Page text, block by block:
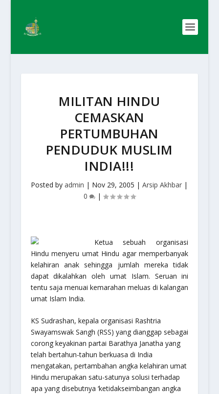
MILITAN HINDU
CEMASKAN
PERTUMBUHAN
PENDUDUK MUSLIM
INDIA!!!
Posted byadmin | Nov 29, 2005 |Arsip Akhbar |
0
|
Ketua sebuah organisasi
Hindu menyeru umat Hindu agar memperbanyak
kelahiran anak sehingga jumlah mereka tidak
dapat dikalahkan oleh umat Islam. Seruan ini
tentu saja menuai kemarahan meluas di kalangan
umat Islam India.
KS Sudrashan, kepala organisasi Rashtria
Swayamswak Sangh (RSS) yang dianggap sebagai
corong keyakinan partai Barathya Janatha yang
telah bertahun-tahun berkuasa di India
mengatakan, pertambahan angka kelahiran umat
Hindu merupakan satu-satunya solusi terhadap
apa yang disebutnya ‘ketidakseimbangan angka